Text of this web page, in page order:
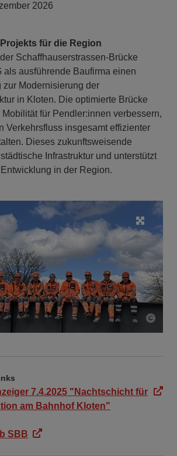
2026
für die Region
Schaffhauserstrassen-Brücke
als ausführende Baufirma einen
Modernisierung der
in Kloten. Die optimierte Brücke
für Pendler:innen verbessern,
Verkehrsfluss insgesamt effizienter
Dieses zukunftsweisende
Infrastruktur und unterstützt
in der Region.
7.4.2025 "Nachtschicht für
am Bahnhof Kloten"
SBB